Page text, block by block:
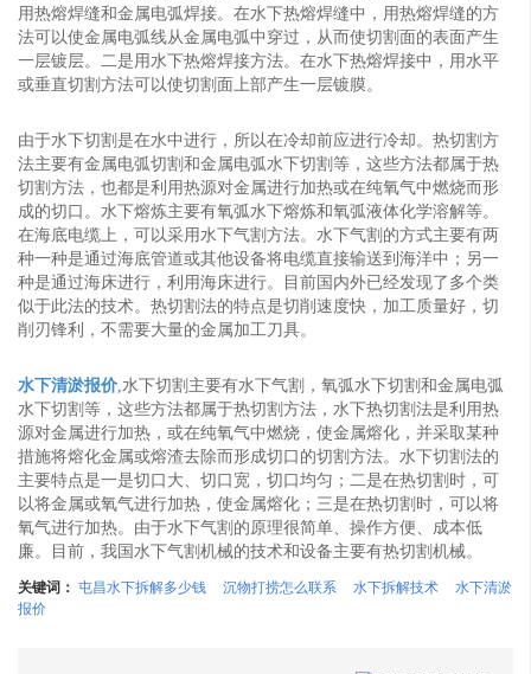
用热熔焊缝和金属电弧焊接。在水下热熔焊缝中，用热熔焊缝的方
法可以使金属电弧线从金属电弧中穿过，从而使切割面的表面产生
一层镀层。二是用水下热熔焊接方法。在水下热熔焊接中，用水平
或垂直切割方法可以使切割面上部产生一层镀膜。
由于水下切割是在水中进行，所以在冷却前应进行冷却。热切割方
法主要有金属电弧切割和金属电弧水下切割等，这些方法都属于热
切割方法，也都是利用热源对金属进行加热或在纯氧气中燃烧而形
成的切口。水下熔炼主要有氧弧水下熔炼和氧弧液体化学溶解等。
在海底电缆上，可以采用水下气割方法。水下气割的方式主要有两
种一种是通过海底管道或其他设备将电缆直接输送到海洋中；另一
种是通过海床进行，利用海床进行。目前国内外已经发现了多个类
似于此法的技术。热切割法的特点是切削速度快，加工质量好，切
削刃锋利，不需要大量的金属加工刀具。
水下清淤报价 ,水下切割主要有水下气割，氧弧水下切割和金属电弧
水下切割等，这些方法都属于热切割方法，水下热切割法是利用热
源对金属进行加热，或在纯氧气中燃烧，使金属熔化，并采取某种
措施将熔化金属或熔渣去除而形成切口的切割方法。水下切割法的
主要特点是一是切口大、切口宽，切口均匀；二是在热切割时，可
以将金属或氧气进行加热，使金属熔化；三是在热切割时，可以将
氧气进行加热。由于水下气割的原理很简单、操作方便、成本低
廉。目前，我国水下气割机械的技术和设备主要有热切割机械。
关键词： 屯昌水下拆解多少钱 沉物打捞怎么联系 水下拆解技术
水下清淤
报价